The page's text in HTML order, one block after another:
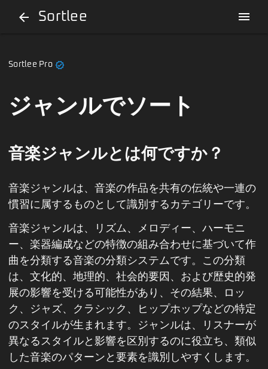
arrow_back Sortlee menu
Sortlee Pro verified
ジャンルでソート
音楽ジャンルとは何ですか？
音楽ジャンルは、音楽の作品を共有の伝統や一連の
慣習に属するものとして識別するカテゴリーです。
音楽ジャンルは、リズム、メロディー、ハーモニ
ー、楽器編成などの特徴の組み合わせに基づいて作
曲を分類する音楽の分類システムです。この分類
は、文化的、地理的、社会的要因、および歴史的発
展の影響を受ける可能性があり、その結果、ロッ
ク、ジャズ、クラシック、ヒップホップなどの特定
のスタイルが生まれます。ジャンルは、リスナーが
異なるスタイルと影響を区別するのに役立ち、類似
した音楽のパターンと要素を識別しやすくします。